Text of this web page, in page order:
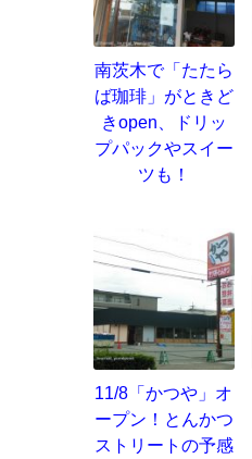
南茨木で「たたら
ば珈琲」がときど
きopen、ドリッ
プパックやスイー
ツも！
11/8「かつや」オ
ープン！とんかつ
ストリートの予感